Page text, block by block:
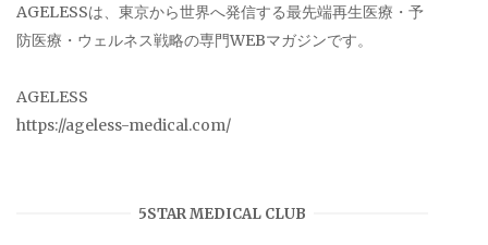
AGELESSは、東京から世界へ発信する最先端再生医療・予
防医療・ウェルネス戦略の専門WEBマガジンです。
AGELESS
https://ageless-medical.com/
5STAR MEDICAL CLUB